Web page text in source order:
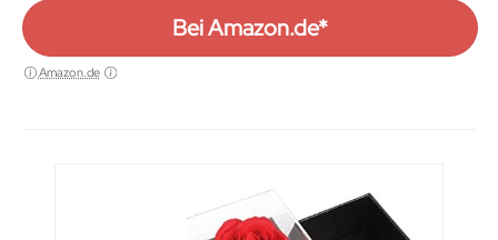
Bei Amazon.de*
Amazon.de